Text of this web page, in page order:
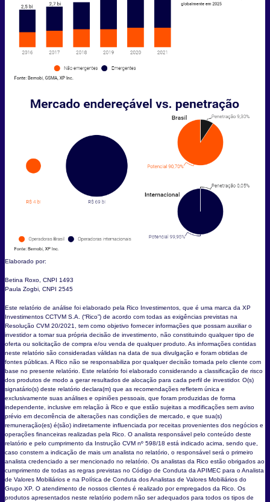
Elaborado por:
Betina Roxo, CNPI 1493
Paula Zogbi, CNPI 2545
Este relatório de análise foi elaborado pela Rico Investimentos, que é uma marca da XP
Investimentos CCTVM S.A. (“Rico”) de acordo com todas as exigências previstas na
Resolução CVM 20/2021, tem como objetivo fornecer informações que possam auxiliar o
investidor a tomar sua própria decisão de investimento, não constituindo qualquer tipo de
oferta ou solicitação de compra e/ou venda de qualquer produto. As informações contidas
neste relatório são consideradas válidas na data de sua divulgação e foram obtidas de
fontes públicas. A Rico não se responsabiliza por qualquer decisão tomada pelo cliente com
base no presente relatório. Este relatório foi elaborado considerando a classificação de risco
dos produtos de modo a gerar resultados de alocação para cada perfil de investidor. O(s)
signatário(s) deste relatório declara(m) que as recomendações refletem única e
exclusivamente suas análises e opiniões pessoais, que foram produzidas de forma
independente, inclusive em relação à Rico e que estão sujeitas a modificações sem aviso
prévio em decorrência de alterações nas condições de mercado, e que sua(s)
remuneração(es) é(são) indiretamente influenciada por receitas provenientes dos negócios e
operações financeiras realizadas pela Rico. O analista responsável pelo conteúdo deste
relatório e pelo cumprimento da Instrução CVM nº 598/18 está indicado acima, sendo que,
caso constem a indicação de mais um analista no relatório, o responsável será o primeiro
analista credenciado a ser mencionado no relatório. Os analistas da Rico estão obrigados ao
cumprimento de todas as regras previstas no Código de Conduta da APIMEC para o Analista
de Valores Mobiliários e na Política de Conduta dos Analistas de Valores Mobiliários do
Grupo XP. O atendimento de nossos clientes é realizado por empregados da Rico. Os
produtos apresentados neste relatório podem não ser adequados para todos os tipos de